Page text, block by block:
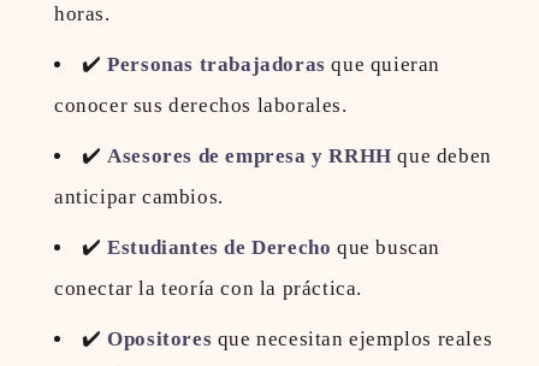
horas.
✔️Personas trabajadoras que quieran
conocer sus derechos laborales.
✔️ Asesores de empresa y RRHH que deben
anticipar cambios.
✔️Estudiantes de Derecho que buscan
conectar la teoría con la práctica.
✔️Opositores que necesitan ejemplos reales